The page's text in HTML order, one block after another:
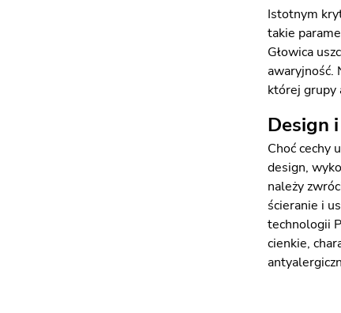
Istotnym
takie
Głowica
awaryjność.
której grupy
Design
Choć cechy
design,
należy
ścieranie i
technologii
cienkie,